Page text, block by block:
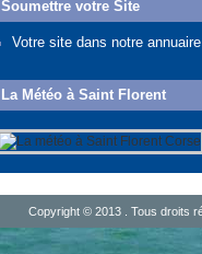
Soumettre votre Site
Votre site dans notre annuaire
La Météo à Saint Florent
Copyright © 2013 . Tous droits